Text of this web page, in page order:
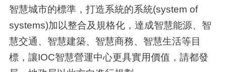
智慧城市的標準，打造系統的系統(system of
systems)加以整合及規格化，達成智慧能源、智
慧交通、智慧建築、智慧商務、智慧生活等目
標，讓IOC智慧營運中心更具實用價值，請都發